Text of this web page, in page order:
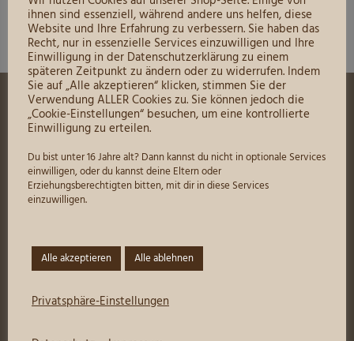
Mein Konto
AGB
Impressum
Versand- & Zahlungsbedingungen
Widerrufsbelehrung & Widerrufsformular
ihnen sind essenziell, während andere uns helfen, diese
Website und Ihre Erfahrung zu verbessern. Sie haben das
Recht, nur in essenzielle Services einzuwilligen und Ihre
Einwilligung in der Datenschutzerklärung zu einem
späteren Zeitpunkt zu ändern oder zu widerrufen. Indem
Sie auf „Alle akzeptieren“ klicken, stimmen Sie der
Verwendung ALLER Cookies zu. Sie können jedoch die
„Cookie-Einstellungen“ besuchen, um eine kontrollierte
Einwilligung zu erteilen.
Du bist unter 16 Jahre alt? Dann kannst du nicht in optionale Services
einwilligen, oder du kannst deine Eltern oder
Erziehungsberechtigten bitten, mit dir in diese Services
einzuwilligen.
Alle akzeptieren Alle ablehnen
Privatsphäre-Einstellungen